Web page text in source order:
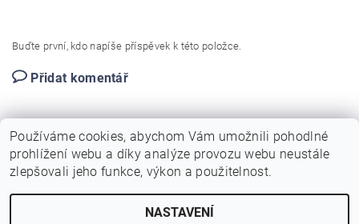
Buďte první, kdo napíše příspěvek k této položce.
Přidat komentář
Používáme cookies, abychom Vám umožnili pohodlné
prohlížení webu a díky analýze provozu webu neustále
zlepšovali jeho funkce, výkon a použitelnost.
NASTAVENÍ